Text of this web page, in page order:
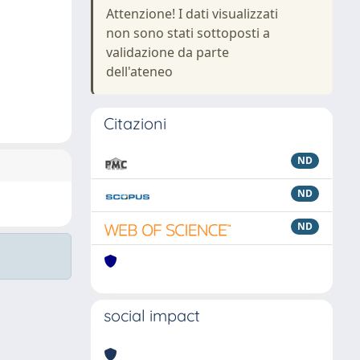
Attenzione! I dati visualizzati
non sono stati sottoposti a
validazione da parte
dell'ateneo
Citazioni
ND
ND
ND
social impact